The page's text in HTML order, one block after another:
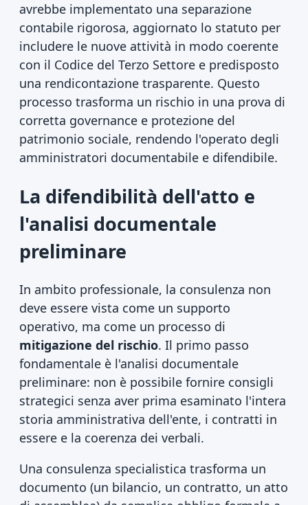
avrebbe implementato una separazione
contabile rigorosa, aggiornato lo statuto per
includere le nuove attività in modo coerente
con il Codice del Terzo Settore e predisposto
una rendicontazione trasparente. Questo
processo trasforma un rischio in una prova di
corretta governance e protezione del
patrimonio sociale, rendendo l'operato degli
amministratori documentabile e difendibile.
La difendibilità dell'atto e
l'analisi documentale
preliminare
In ambito professionale, la consulenza non
deve essere vista come un supporto
operativo, ma come un processo di
mitigazione del rischio. Il primo passo
fondamentale è l'analisi documentale
preliminare: non è possibile fornire consigli
strategici senza aver prima esaminato l'intera
storia amministrativa dell'ente, i contratti in
essere e la coerenza dei verbali.
Una consulenza specialistica trasforma un
documento (un bilancio, un contratto, un atto